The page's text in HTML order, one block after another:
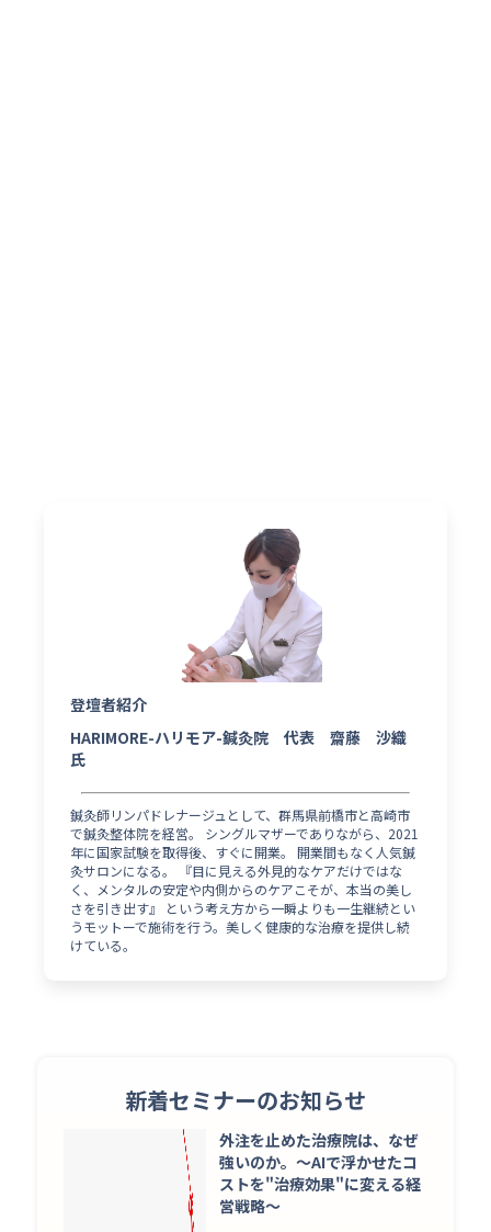
登壇者紹介
HARIMORE-ハリモア-鍼灸院 代表 齋藤 沙織
氏
鍼灸師リンパドレナージュとして、群馬県前橋市と高崎市
で鍼灸整体院を経営。 シングルマザーでありながら、2021
年に国家試験を取得後、すぐに開業。 開業間もなく人気鍼
灸サロンになる。 『目に見える外見的なケアだけではな
く、メンタルの安定や内側からのケアこそが、本当の美し
さを引き出す』 という考え方から一瞬よりも一生継続とい
うモットーで施術を行う。美しく健康的な治療を提供し続
けている。
新着セミナーのお知らせ
外注を止めた治療院は、なぜ
強いのか。〜AIで浮かせたコ
ストを"治療効果"に変える経
営戦略〜